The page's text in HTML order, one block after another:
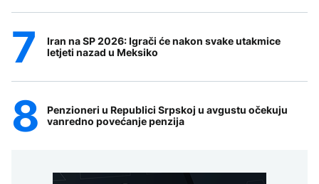
Iran na SP 2026: Igrači će nakon svake utakmice
letjeti nazad u Meksiko
Penzioneri u Republici Srpskoj u avgustu očekuju
vanredno povećanje penzija